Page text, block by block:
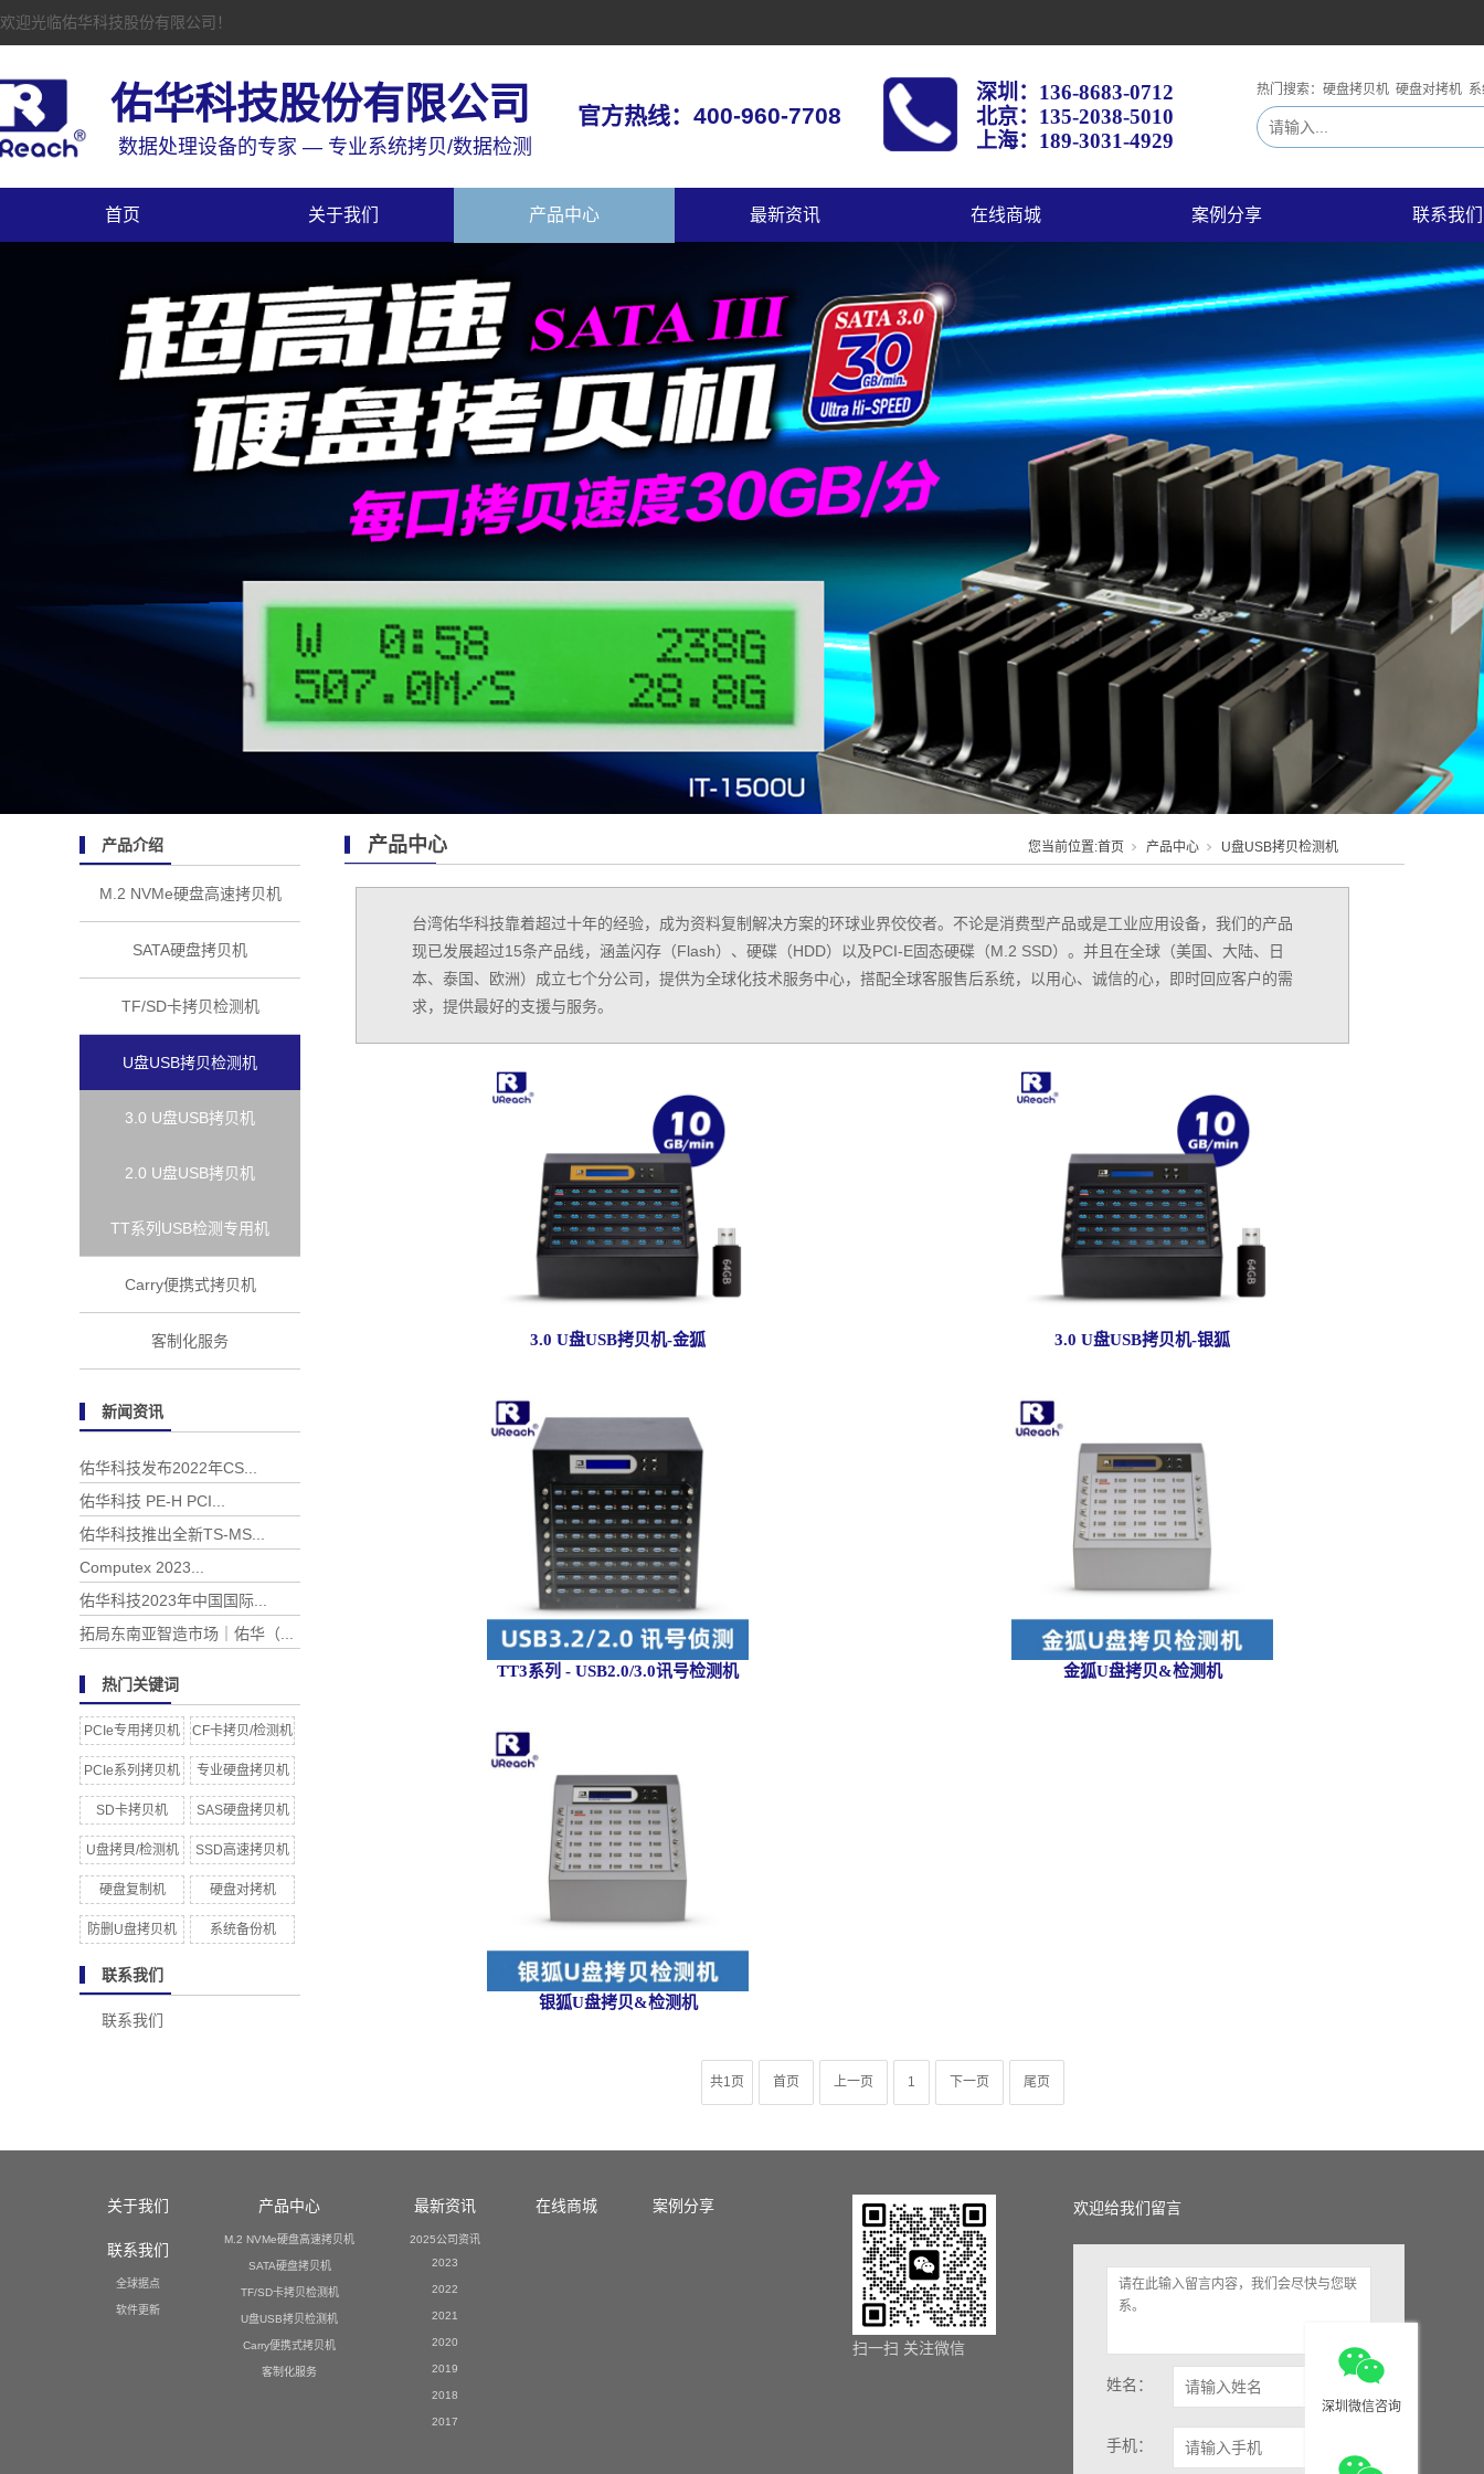
欢迎光临佑华科技股份有限公司！
佑华科技股份有限公司
数据处理设备的专家 — 专业系统拷贝/数据检测
官方热线：400-960-7708
热门搜索：硬盘拷贝机 硬盘对拷机 系
深圳： 136-8683-0712
北京： 135-2038-5010
上海：189-3031-4929
首页 关于我们 产品中心 最新资讯 在线商城 案例分享 联系我们
产品介绍
M.2 NVMe硬盘高速拷贝机
SATA硬盘拷贝机
TF/SD卡拷贝检测机
U盘USB拷贝检测机
3.0 U盘USB拷贝机
2.0 U盘USB拷贝机
TT系列USB检测专用机
Carry便携式拷贝机
客制化服务
新闻资讯
佑华科技发布2022年CS...
佑华科技 PE-H PCI...
佑华科技推出全新TS-MS...
Computex 2023...
佑华科技2023年中国国际...
拓局东南亚智造市场｜佑华（...
热门关键词
PCIe专用拷贝机 CF卡拷贝/检测机
PCIe系列拷贝机 专业硬盘拷贝机
SD卡拷贝机 SAS硬盘拷贝机
U盘拷貝/检测机 SSD高速拷贝机
硬盘复制机 硬盘对拷机
防删U盘拷贝机 系统备份机
联系我们
联系我们
产品中心 您当前位置:首页 产品中心 U盘USB拷贝检测机
台湾佑华科技靠着超过十年的经验，成为资料复制解决方案的环球业界佼佼者。不论是消费型产品或是工业应用设备，我们的产品
现已发展超过15条产品线，涵盖闪存（Flash）、硬碟（HDD）以及PCI-E固态硬碟（M.2 SSD）。并且在全球（美国、大陆、日
本、泰国、欧洲）成立七个分公司，提供为全球化技术服务中心，搭配全球客服售后系统，以用心、诚信的心，即时回应客户的需
求，提供最好的支援与服务。
3.0 U盘USB拷贝机-金狐 3.0 U盘USB拷贝机-银狐
TT3系列 - USB2.0/3.0讯号检测机 金狐U盘拷贝&检测机
​银狐U盘拷贝&检测机
共1页 首页 上一页 1 下一页 尾页
关于我们 产品中心
M.2 NVMe硬盘高速拷贝机
SATA硬盘拷贝机
TF/SD卡拷贝检测机
U盘USB拷贝检测机
Carry便携式拷贝机
客制化服务
最新资讯
2025公司资讯
2023
2022
2021
2020
2019
2018
2017
在线商城 案例分享
联系我们
全球据点
软件更新
扫一扫 关注微信
欢迎给我们留言
姓名：
手机：
深圳微信咨询